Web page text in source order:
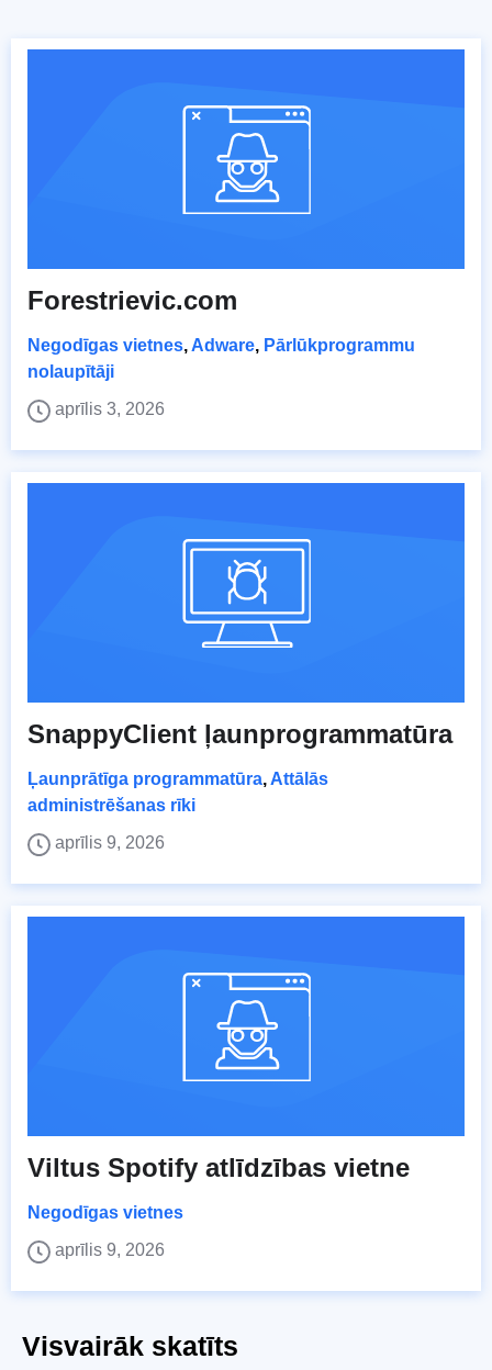
Forestrievic.com
Negodīgas vietnes, Adware, Pārlūkprogrammu
nolaupītāji
aprīlis 3, 2026
SnappyClient ļaunprogrammatūra
Ļaunprātīga programmatūra, Attālās
administrēšanas rīki
aprīlis 9, 2026
Viltus Spotify atlīdzības vietne
Negodīgas vietnes
aprīlis 9, 2026
Visvairāk skatīts